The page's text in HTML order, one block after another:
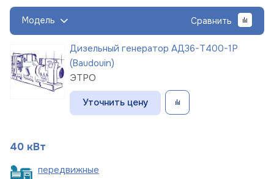
Модель Сравнить
Дизельный генератор АД36-Т400-1Р
(Baudouin)
ЭТРО
Уточнить цену
40 кВт
передвижные